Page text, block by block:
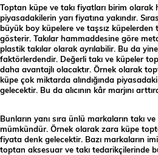
Toptan küpe ve takı fiyatları birim olarak
piyasadakilerin yarı fiyatına yakındır.
büyük boy küpelere ve taşsız küpelerden
gösterir. Takılar hammaddesine göre
plastik takılar olarak ayrılabilir. Bu da
faktörlerdendir. Değerli takı ve küpeler
daha avantajlı olacaktır. Örnek olarak
küpe çok miktarda alındığında
gelecektir. Bu da alıcının kâr marjını
Bunların yanı sıra ünlü markaların takı
mümkündür. Örnek olarak zara küpe
fiyata denk gelecektir. Bazı markaların
toptan aksesuar ve takı tedarikçilerinde